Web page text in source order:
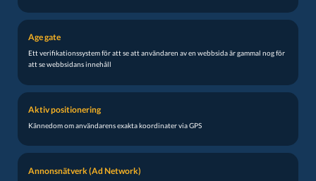
Age gate
Ett verifikationssystem för att se att användaren av en webbsida är gammal nog för
att se webbsidans innehåll
Aktiv positionering
Kännedom om användarens exakta koordinater via GPS
Annonsnätverk (Ad Network)